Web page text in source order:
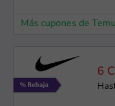
Más cupones de Temu
6